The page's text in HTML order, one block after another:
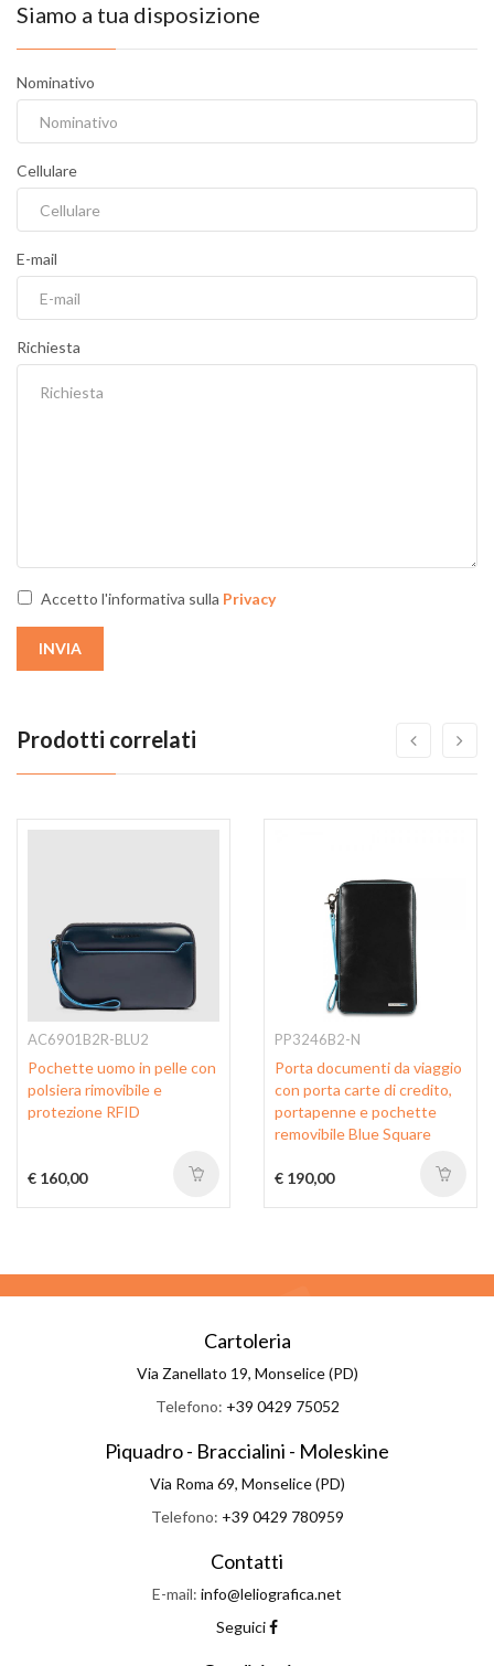
Siamo a tua disposizione
Nominativo
Cellulare
E-mail
Richiesta
Accetto l'informativa sulla Privacy
INVIA
Prodotti correlati
AC6901B2R-BLU2
Pochette uomo in pelle con
polsiera rimovibile e
protezione RFID
€ 160,00
PP3246B2-N
Porta documenti da viaggio
con porta carte di credito,
portapenne e pochette
removibile Blue Square
€ 190,00
Cartoleria
Via Zanellato 19, Monselice (PD)
Telefono: +39 0429 75052
Piquadro - Braccialini - Moleskine
Via Roma 69, Monselice (PD)
Telefono: +39 0429 780959
Contatti
E-mail: info@leliografica.net
Seguici